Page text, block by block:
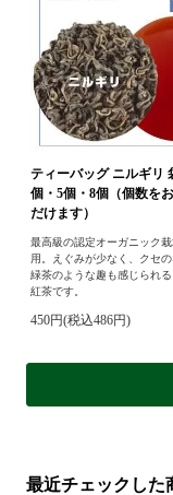
ティーバッグ ニルギリ
個・5個・8個（個数を
だけます）
最高級の認定オーガニック
用。えぐみが少なく、クセ
緑茶のような趣も感じられ
紅茶です。
450円(税込486円)
最近チェックした